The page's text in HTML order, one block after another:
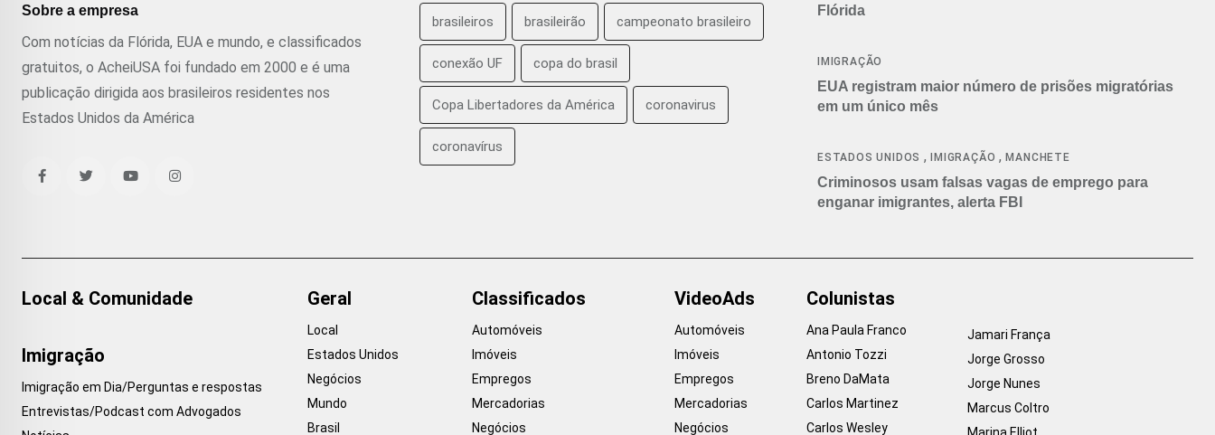
Sobre a empresa
Com notícias da Flórida, EUA e mundo, e classificados
gratuitos, o AcheiUSA foi fundado em 2000 e é uma
publicação dirigida aos brasileiros residentes nos
Estados Unidos da América
brasileiros brasileirão campeonato brasileiro
conexão UF copa do brasil
Copa Libertadores da América coronavirus
coronavírus
Flórida
IMIGRAÇÃO
EUA registram maior número de prisões migratórias
em um único mês
ESTADOS UNIDOS , IMIGRAÇÃO ,MANCHETE
Criminosos usam falsas vagas de emprego para
enganar imigrantes, alerta FBI
Local & Comunidade
Imigração
Imigração em Dia/Perguntas e respostas
Entrevistas/Podcast com Advogados
Geral
Local
Estados Unidos
Negócios
Mundo
Brasil
Classificados
Automóveis
Imóveis
Empregos
Mercadorias
Negócios
VideoAds
Automóveis
Imóveis
Empregos
Mercadorias
Negócios
Colunistas
Ana Paula Franco
Antonio Tozzi
Breno DaMata
Carlos Martinez
Carlos Wesley
Jamari França
Jorge Grosso
Jorge Nunes
Marcus Coltro